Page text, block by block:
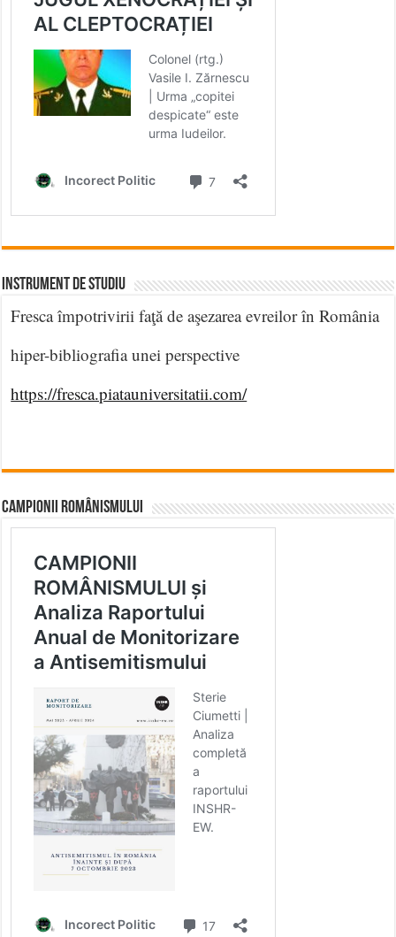
INSTRUMENT DE STUDIU
Fresca împotrivirii faţă de aşezarea evreilor în România
hiper-bibliografia unei perspective
https://fresca.piatauniversitatii.com/
CAMPIONII ROMÂNISMULUI